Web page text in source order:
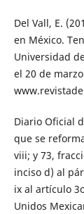
Del Vall, E.
en México.
Universidad
el 20 de
Diario Oficial
que se
viii; y 73,
inciso d) al
ix al artículo
Unidos